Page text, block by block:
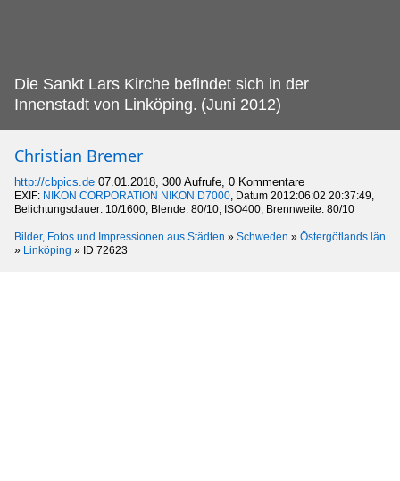
Die Sankt Lars Kirche befindet sich in der
Innenstadt von Linköping. (Juni 2012)
Christian Bremer
http://cbpics.de 07.01.2018, 300 Aufrufe, 0 Kommentare
EXIF: NIKON CORPORATION NIKON D7000, Datum 2012:06:02 20:37:49,
Belichtungsdauer: 10/1600, Blende: 80/10, ISO400, Brennweite: 80/10
Bilder, Fotos und Impressionen aus Städten » Schweden » Östergötlands län
» Linköping » ID 72623